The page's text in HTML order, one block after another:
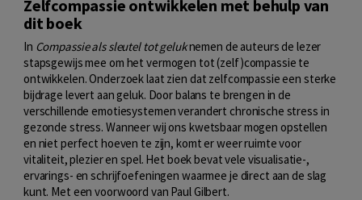
Zelfcompassie ontwikkelen met behulp van
dit boek
In Compassie als sleutel tot geluknemen de auteurs de lezer
stapsgewijs mee om het vermogen tot (zelf)compassie te
ontwikkelen. Onderzoek laat zien dat zelfcompassie een sterke
bijdrage levert aan geluk. Door balans te brengen in de
verschillende emotiesystemen verandert chronische stress in
gezonde stress. Wanneer wij ons kwetsbaar mogen opstellen
en niet perfect hoeven te zijn, komt er weer ruimte voor
vitaliteit, plezier en spel. Het boek bevat vele visualisatie-,
ervarings- en schrijfoefeningen waarmee je direct aan de slag
kunt. Met een voorwoord van Paul Gilbert.